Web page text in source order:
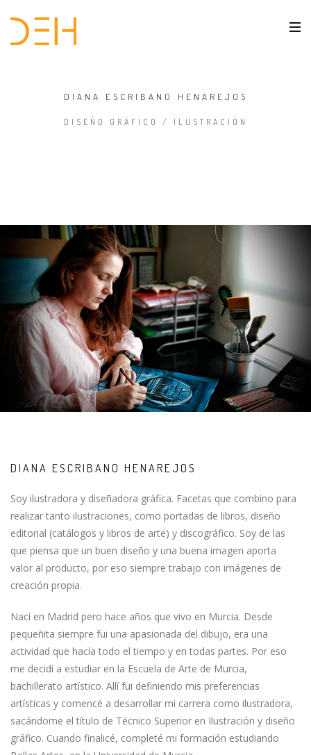
DIANA ESCRIBANO HENAREJOS
DISEÑO GRÁFICO / ILUSTRACIÓN
DIANA ESCRIBANO HENAREJOS
Soy ilustradora y diseñadora gráfica. Facetas que combino para
realizar tanto ilustraciones, como portadas de libros, diseño
editorial (catálogos y libros de arte) y discográfico. Soy de las
que piensa que un buen diseño y una buena imagen aporta
valor al producto, por eso siempre trabajo con imágenes de
creación propia.
Nací en Madrid pero hace años que vivo en Murcia. Desde
pequeñita siempre fui una apasionada del dibujo, era una
actividad que hacía todo el tiempo y en todas partes. Por eso
me decidí a estudiar en la Escuela de Arte de Murcia,
bachillerato artístico. Allí fui definiendo mis preferencias
artísticas y comencé a desarrollar mi carrera como ilustradora,
sacándome el título de Técnico Superior en Ilustración y diseño
gráfico. Cuando finalicé, completé mi formación estudiando